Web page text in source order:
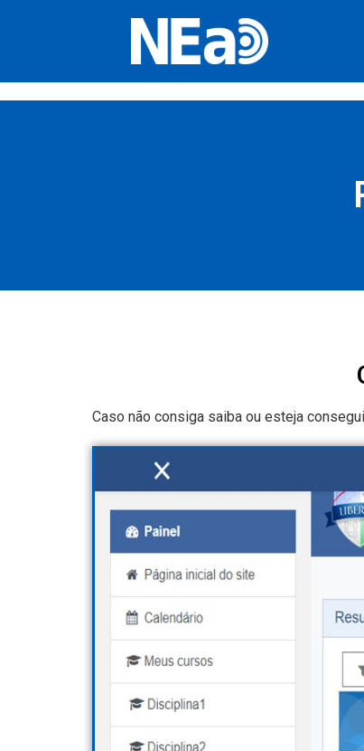
Caso não consiga saiba ou esteja